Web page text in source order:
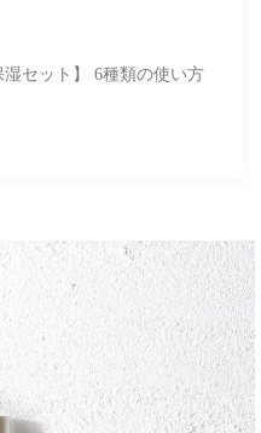
セット】 6種類の使い方